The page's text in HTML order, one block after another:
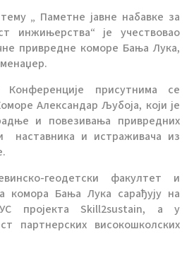
„ Паметне јавне набавке за
инжињерства“ је учествовао
привредне коморе Бања Лука,
присутнима се
Александар Љубоја, који је
и повезивања привредних
наставника и истраживача из
геодетски факултет и
комора Бања Лука сарађују на
пројектаSkill2sustain, а у
партнерских високошколских